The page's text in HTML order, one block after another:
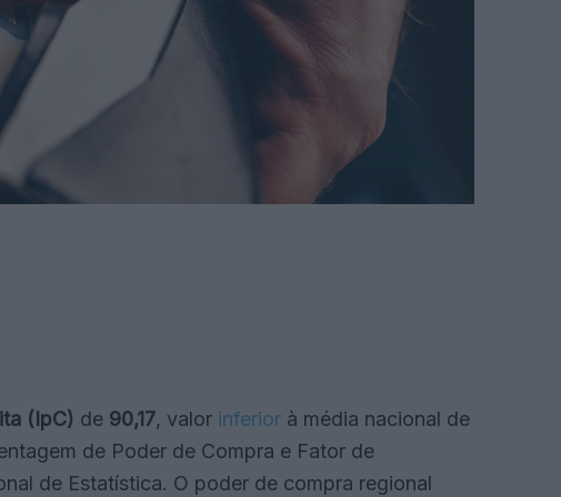
(IpC) de 90,17, valor inferior à média nacional de
de Poder de Compra e Fator de
de Estatística. O poder de compra regional